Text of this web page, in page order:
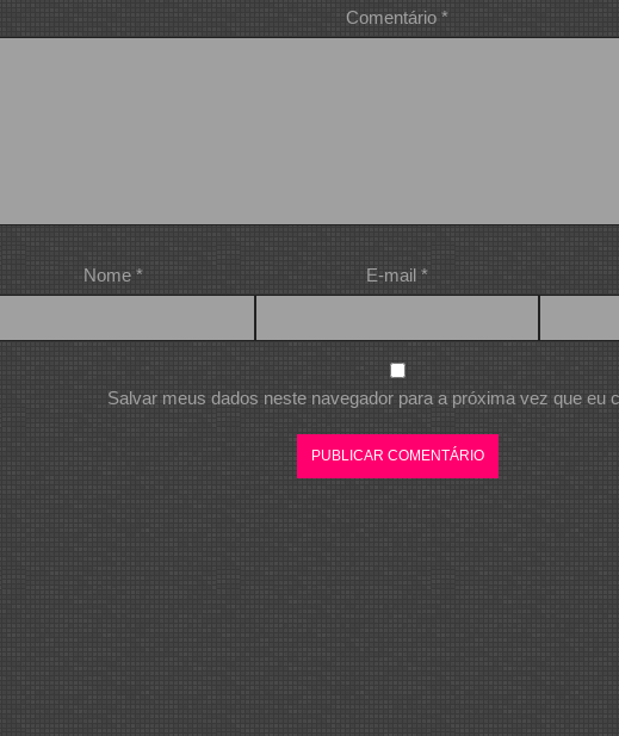
Comentário *
Nome* E-mail *
Salvar meus dados neste navegador para a próxima vez que eu